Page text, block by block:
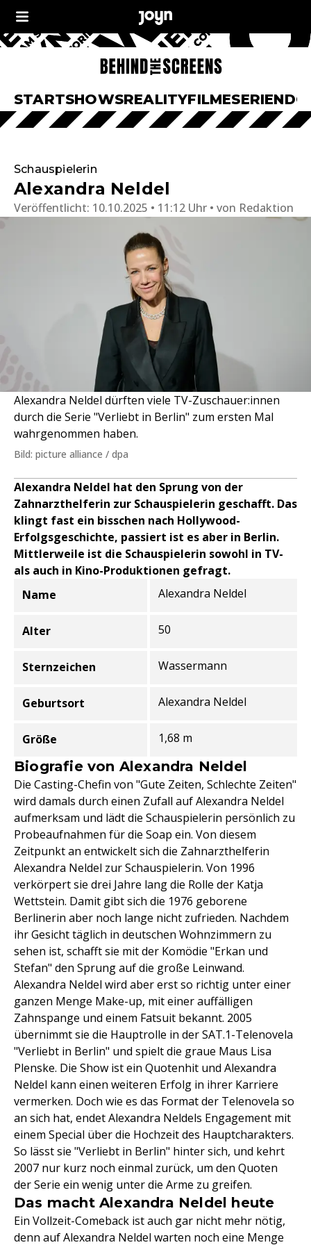
STARTSHOWSREALITYFILMESERIEN
Schauspielerin
Alexandra Neldel
Veröffentlicht: 10.10.2025 • 11:12 Uhr von Redaktion
Alexandra Neldel dürften viele TV-Zuschauer:innen
durch die Serie "Verliebt in Berlin" zum ersten Mal
wahrgenommen haben.
Bild: picture alliance / dpa
Alexandra Neldel hat den Sprung von der
Zahnarzthelferin zur Schauspielerin geschafft. Das
klingt fast ein bisschen nach Hollywood-
Erfolgsgeschichte, passiert ist es aber in Berlin.
Mittlerweile ist die Schauspielerin sowohl in TV-
als auch in Kino-Produktionen gefragt.
Informationen zur Person
Name
Alter
Sternzeichen
Geburtsort
Größe
Alexandra Neldel
50
Wassermann
Alexandra Neldel
1,68 m
Biografie von Alexandra Neldel
Die Casting-Chefin von "Gute Zeiten, Schlechte Zeiten"
wird damals durch einen Zufall auf Alexandra Neldel
aufmerksam und lädt die Schauspielerin persönlich zu
Probeaufnahmen für die Soap ein. Von diesem
Zeitpunkt an entwickelt sich die Zahnarzthelferin
Alexandra Neldel zur Schauspielerin. Von 1996
verkörpert sie drei Jahre lang die Rolle der Katja
Wettstein. Damit gibt sich die 1976 geborene
Berlinerin aber noch lange nicht zufrieden. Nachdem
ihr Gesicht täglich in deutschen Wohnzimmern zu
sehen ist, schafft sie mit der Komödie "Erkan und
Stefan" den Sprung auf die große Leinwand.
Alexandra Neldel wird aber erst so richtig unter einer
ganzen Menge Make-up, mit einer auffälligen
Zahnspange und einem Fatsuit bekannt. 2005
übernimmt sie die Hauptrolle in der SAT.1-Telenovela
"Verliebt in Berlin" und spielt die graue Maus Lisa
Plenske. Die Show ist ein Quotenhit und Alexandra
Neldel kann einen weiteren Erfolg in ihrer Karriere
vermerken. Doch wie es das Format der Telenovela so
an sich hat, endet Alexandra Neldels Engagement mit
einem Special über die Hochzeit des Hauptcharakters.
So lässt sie "Verliebt in Berlin" hinter sich, und kehrt
2007 nur kurz noch einmal zurück, um den Quoten
der Serie ein wenig unter die Arme zu greifen.
Das macht Alexandra Neldel heute
Ein Vollzeit-Comeback ist auch gar nicht mehr nötig,
denn auf Alexandra Neldel warten noch eine Menge